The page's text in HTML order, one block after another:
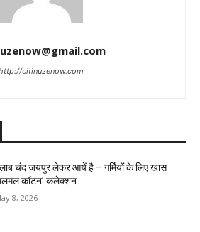
citinuzenow.com
चंद जयपुर लेकर आयें है – गर्मियों के लिए खास
कॉटन’ कलेक्शन
8, 2026